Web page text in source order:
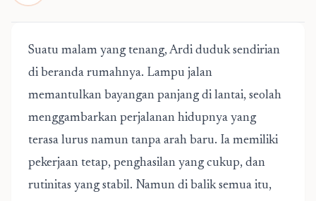
Suatu malam yang tenang, Ardi duduk sendirian
di beranda rumahnya. Lampu jalan
memantulkan bayangan panjang di lantai, seolah
menggambarkan perjalanan hidupnya yang
terasa lurus namun tanpa arah baru. Ia memiliki
pekerjaan tetap, penghasilan yang cukup, dan
rutinitas yang stabil. Namun di balik semua itu,